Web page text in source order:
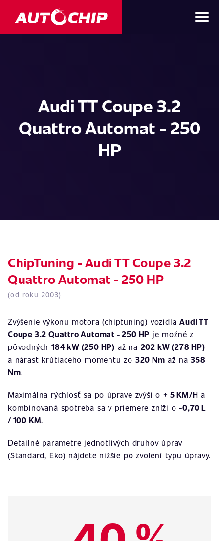
Audi TT Coupe 3.2
Quattro Automat - 250
HP
ChipTuning - Audi TT Coupe 3.2
Quattro Automat - 250 HP
(od roku 2003)
Zvýšenie výkonu motora (chiptuning) vozidlaAudi TT
Coupe 3.2 Quattro Automat - 250 HP je možné z
pôvodných 184 kW (250 HP) až na 202 kW (278 HP)
a nárast krútiaceho momentu zo 320 Nm až na358
Nm.
Maximálna rýchlosť sa po úprave zvýši o + 5 KM/H a
kombinovaná spotreba sa v priemere zníži o-0,70 L
/ 100 KM.
Detailné parametre jednotlivých druhov úprav
(Standard, Eko) nájdete nižšie po zvolení typu úpravy.